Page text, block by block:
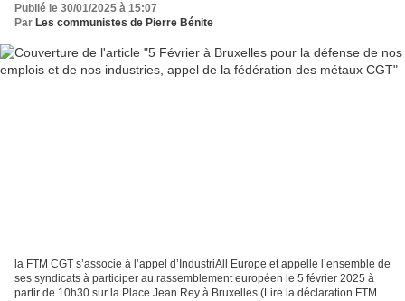
Publié le 30/01/2025 à 15:07
Par Les communistes de Pierre Bénite
la FTM CGT s’associe à l’appel d’IndustriAll Europe et appelle l’ensemble de
ses syndicats à participer au rassemblement européen le 5 février 2025 à
partir de 10h30 sur la Place Jean Rey à Bruxelles (Lire la déclaration FTM-